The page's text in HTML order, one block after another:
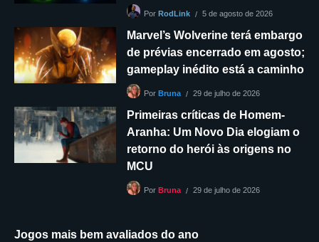
Por RodLink 5 de agosto de 2026
Marvel’s Wolverine terá embargo
de prévias encerrado em agosto;
gameplay inédito está a caminho
Por Bruna 29 de julho de 2026
Primeiras críticas de Homem-
Aranha: Um Novo Dia elogiam o
retorno do herói às origens no
MCU
Por Bruna 29 de julho de 2026
Jogos mais bem avaliados do ano